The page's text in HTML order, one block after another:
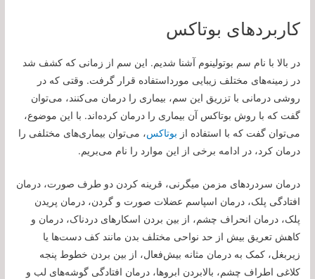
کاربردهای بوتاکس
در بالا با نام سم بوتولینوم آشنا شدیم. این سم از زمانی که کشف شد
در زمینه‌های مختلف زیبایی مورداستفاده قرار گرفت. وقتی که در
روشی درمانی با تزریق این سم، بیماری را درمان می‌کنند، می‌توان
گفت که با روش بوتاکس آن بیماری را درمان کرده‌اند. با این موضوع،
می‌توان گفت که با استفاده از بوتاکس، می‌توان بیماری‌های مختلفی را
درمان کرد، در ادامه برخی از این موارد را نام می‌بریم.
درمان سردردهای مزمن میگرنی، قرینه کردن دو طرف صورت، درمان
افتادگی پلک، درمان اسپاسم عضلات صورت و گردن، درمان پریدن
پلک، درمان انحراف چشم، از بین بردن اسکارهای دردناک، درمان و
کاهش تعریق بیش از حد نواحی مختلف بدن مانند کف دست‌ها یا
زیربغل، کمک به درمان مثانه بیش‌فعال، از بین بردن خطوط پنجه
کلاغی اطراف چشم، بالابردن ابروها، درمان افتادگی گوشه‌های لب و